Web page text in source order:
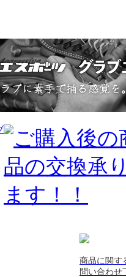
商品に関す
問い合わせ